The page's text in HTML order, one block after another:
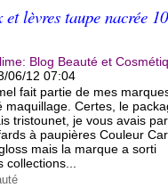
et lèvres taupe nacrée
Blog Beauté et
06/12 07:04
fait partie de mes
maquillage. Certes, le
tristounet, je vous avais
à paupières Couleur
mais la marque a sorti
collections...